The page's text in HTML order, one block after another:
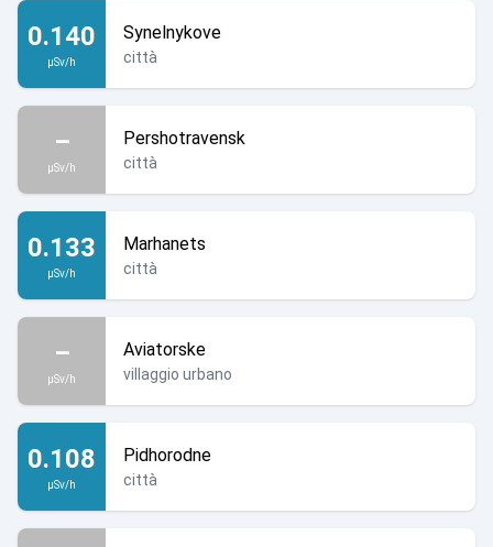
0.140
µSv/h
Synelnykove
città
–
µSv/h
Pershotravensk
città
0.133
µSv/h
Marhanets
città
–
µSv/h
Aviatorske
villaggio urbano
0.108
µSv/h
Pidhorodne
città